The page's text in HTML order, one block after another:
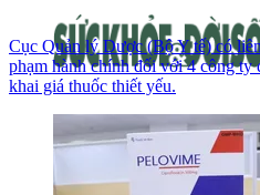
Cục Quản lý Dược (Bộ Y tế) có
phạm hành chính đối với 4 công
khai giá thuốc thiết yếu.